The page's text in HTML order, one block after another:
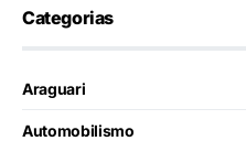
Categorias
Araguari
Automobilismo